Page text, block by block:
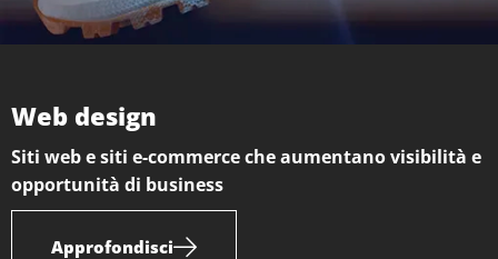
Web design
Siti web e siti e-commerce che aumentano visibilità e
opportunità di business
Approfondisci